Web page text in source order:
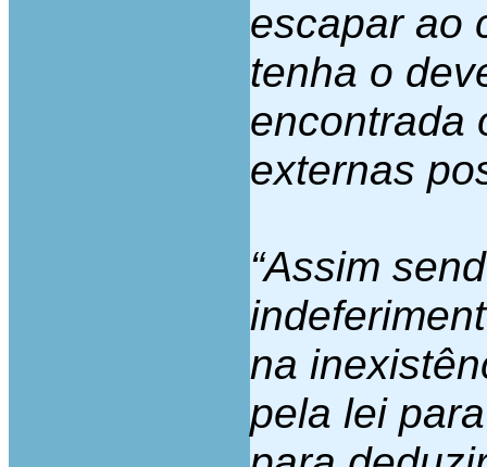
escapar ao
tenha o
encontrada
externas
“Assim
na
pela lei